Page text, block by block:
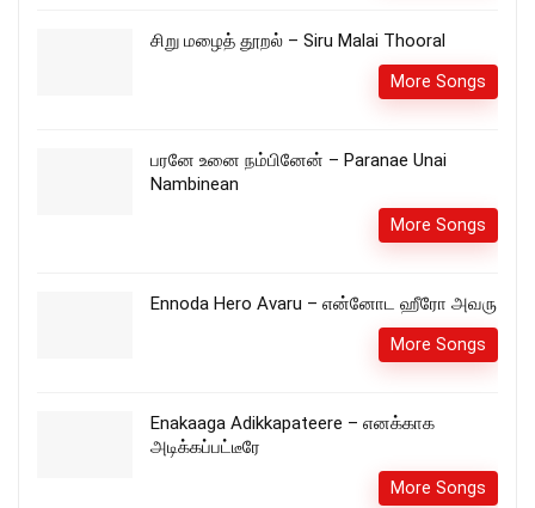
சிறு மழைத் தூறல் – Siru Malai Thooral
More Songs
பரனே உனை நம்பினேன் – Paranae Unai
Nambinean
More Songs
Ennoda Hero Avaru – என்னோட ஹீரோ அவரு
More Songs
Enakaaga Adikkapateere – எனக்காக
அடிக்கப்பட்டீரே
More Songs